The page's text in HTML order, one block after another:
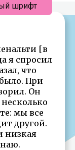
[в
я спросил
что
было. При
Он
мы все
другой.
низкая
шрифт